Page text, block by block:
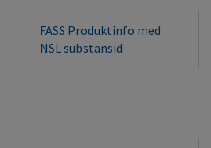
FASS Produktinfo med
NSL substansid